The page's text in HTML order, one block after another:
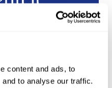
content and ads, to
to analyse our traffic.
パー